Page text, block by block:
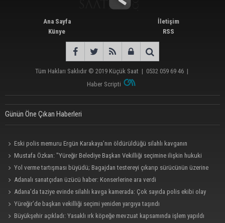
Ana Sayfa
Künye
İletişim
RSS
Tüm Hakları Saklıdır © 2019 Küçük Saat | 0532 059 69 46 |
Haber Scripti
Günün Öne Çıkan Haberleri
Eski polis memuru Ergün Karakaya’nın öldürüldüğü silahlı kavganın
görüntüleri ortaya çıktı
Mustafa Özkan: "Yüreğir Belediye Başkan Vekilliği seçimine ilişkin hukuki
süreç başlatıldı"
Yol verme tartışması büyüdü; Bagajdan testereyi çıkarıp sürücünün üzerine
yürüdü
Adanalı sanatçıdan üzücü haber: Konserlerine ara verdi
Adana’da taziye evinde silahlı kavga kamerada: Çok sayıda polis ekibi olay
yerine sevk edildi
Yüreğir’de başkan vekilliği seçimi yeniden yargıya taşındı
Büyükşehir açıkladı: Yasaklı ırk köpeğe mevzuat kapsamında işlem yapıldı